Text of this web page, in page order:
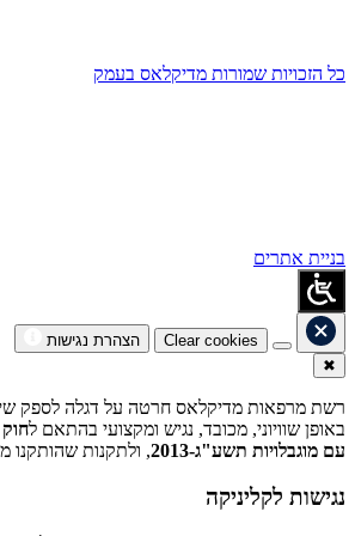
כל הזכויות שמורות מדיקלאס בעמק
בניית אתרים
Clear cookies
הצהרת נגישות
✖
רשת מרפאות מדיקלאס חרטה על דגלה לספק
באופן שוויוני, מכובד, נגיש ומקצועי בהתאם לחוק
עם מוגבלויות תשע"ג-2013
, ולתקנות שהותקנו
נגישות לקליניקה